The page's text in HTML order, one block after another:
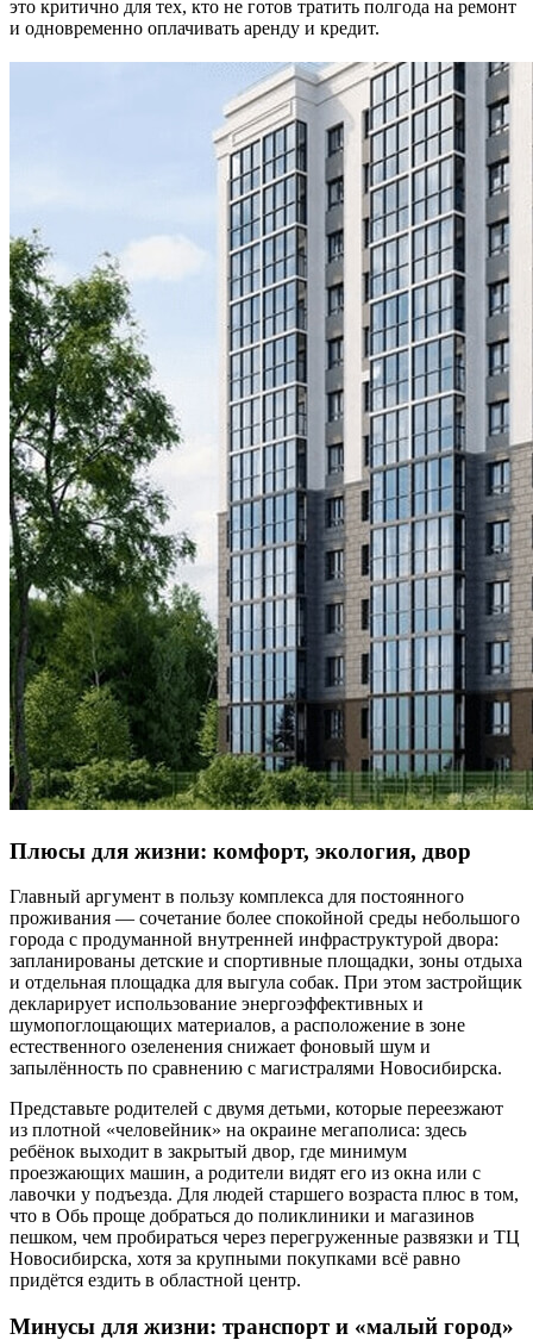
это критично для тех, кто не готов тратить полгода на ремонт
и одновременно оплачивать аренду и кредит.
Плюсы для жизни: комфорт, экология, двор
Главный аргумент в пользу комплекса для постоянного
проживания — сочетание более спокойной среды небольшого
города с продуманной внутренней инфраструктурой двора:
запланированы детские и спортивные площадки, зоны отдыха
и отдельная площадка для выгула собак. При этом застройщик
декларирует использование энергоэффективных и
шумопоглощающих материалов, а расположение в зоне
естественного озеленения снижает фоновый шум и
запылённость по сравнению с магистралями Новосибирска.
Представьте родителей с двумя детьми, которые переезжают
из плотной «человейник» на окраине мегаполиса: здесь
ребёнок выходит в закрытый двор, где минимум
проезжающих машин, а родители видят его из окна или с
лавочки у подъезда. Для людей старшего возраста плюс в том,
что в Обь проще добраться до поликлиники и магазинов
пешком, чем пробираться через перегруженные развязки и ТЦ
Новосибирска, хотя за крупными покупками всё равно
придётся ездить в областной центр.
Минусы для жизни: транспорт и «малый город»